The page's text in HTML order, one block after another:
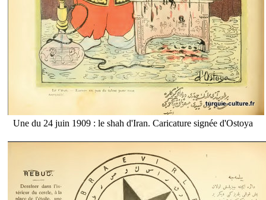
Une du 24 juin 1909 : le shah d'Iran. Caricature signée d'Ostoya